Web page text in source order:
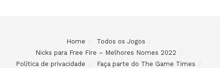
Home
Todos os Jogos
Nicks para Free Fire – Melhores Nomes 2022
Política de privacidade
Faça parte do The Game Times